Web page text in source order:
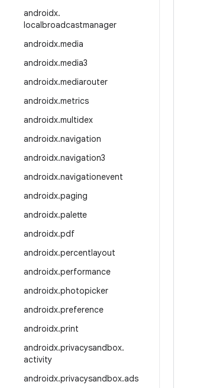
androidx.
localbroadcastmanager
androidx.media
androidx.media3
androidx.mediarouter
androidx.metrics
androidx.multidex
androidx.navigation
androidx.navigation3
androidx.navigationevent
androidx.paging
androidx.palette
androidx.pdf
androidx.percentlayout
androidx.performance
androidx.photopicker
androidx.preference
androidx.print
androidx.privacysandbox.
activity
androidx.privacysandbox.ads